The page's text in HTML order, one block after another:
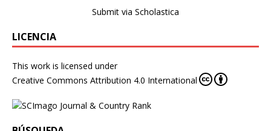
Submit via Scholastica
LICENCIA
This work is licensed under
Creative Commons Attribution 4.0 International